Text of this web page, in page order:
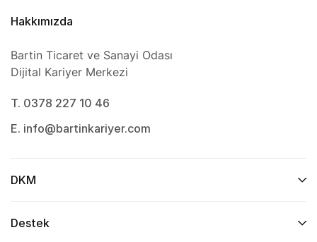
Hakkımızda
Bartin Ticaret ve Sanayi Odası
Dijital Kariyer Merkezi
T. 0378 227 10 46
E. info@bartinkariyer.com
DKM
Destek